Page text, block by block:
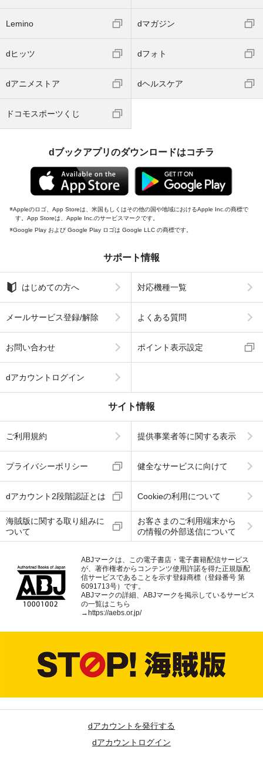
Lemino dマガジン
dヒッツ dフォト
dアニメストア dヘルスケア
ドコモスポーツくじ
dブックアプリのダウンロードはコチラ
Appleのロゴ、App Storeは、米国もしくはその他の国や地域におけるApple Inc.の商標で
す。App Storeは、Apple Inc.のサービスマークです。
Google Play および Google Play ロゴは Google LLC の商標です。
サポート情報
はじめての方へ 対応機種一覧
メールサービス登録/解除 よくある質問
お問い合わせ ポイント表示設定
dアカウントログイン
サイト情報
ご利用規約 提供事業者等に関する表示
プライバシーポリシー 健全なサービスに向けて
dアカウント2段階認証とは Cookieの利用について
海賊版に関する取り組みに
ついて
お客さまのご利用端末から
の情報の外部送信について
ABJマークは、この電子書店・電子書籍配信サービス
が、著作権者からコンテンツ使用許諾を得た正規版配
信サービスであることを示す登録商標（登録番号 第
6091713号）です。
ABJマークの詳細、ABJマークを掲示しているサービス
の一覧はこちら
→https://aebs.or.jp/
dアカウントを発行する
dアカウントログイン